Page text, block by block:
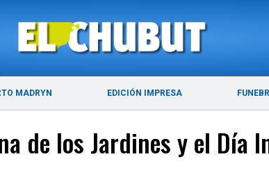
MADRYN EDICIÓN IMPRESA
ÚLTIMAS NOTICIAS PUERTO MADRYN
de los Jardines y el Día